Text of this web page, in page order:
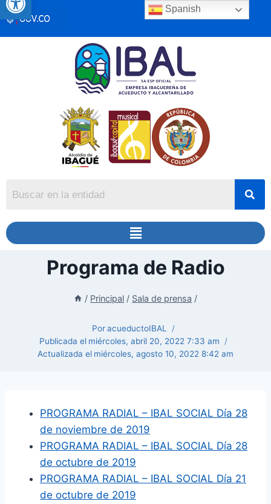
Programa de Radio
/ Principal / Sala de prensa /
PoracueductoIBAL
Publicada el miércoles, abril 20, 2022 7:33 am
Actualizada el miércoles, agosto 10, 2022 8:42 am
PROGRAMA RADIAL – IBAL SOCIAL Día 28
de noviembre de 2019
PROGRAMA RADIAL – IBAL SOCIAL Día 28
de octubre de 2019
PROGRAMA RADIAL – IBAL SOCIAL Día 21
de octubre de 2019
Spanish